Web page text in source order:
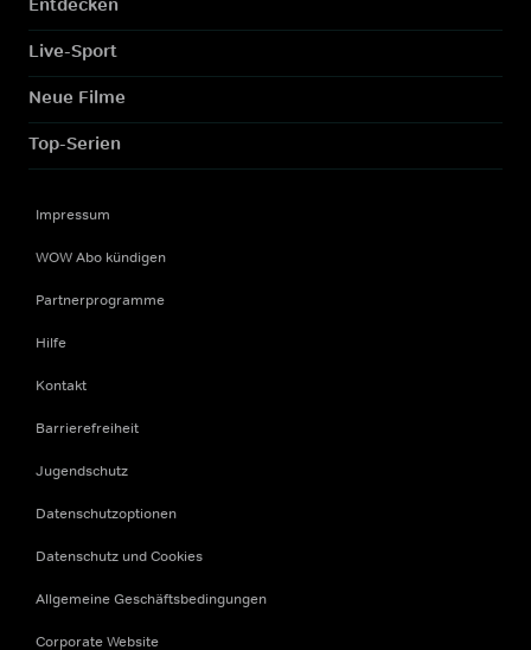
Live-Sport
Neue Filme
Top-Serien
Impressum
WOW Abo kündigen
Partnerprogramme
Hilfe
Kontakt
Barrierefreiheit
Jugendschutz
Datenschutzoptionen
Datenschutz und Cookies
Allgemeine Geschäftsbedingungen
Corporate Website